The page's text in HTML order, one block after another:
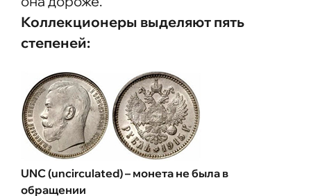
Коллекционеры выделяют пять
степеней:
UNC (uncirculated) – монета не была в
обращении